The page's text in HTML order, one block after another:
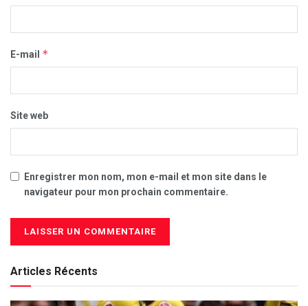
E-mail *
Site web
Enregistrer mon nom, mon e-mail et mon site dans le
navigateur pour mon prochain commentaire.
Articles Récents